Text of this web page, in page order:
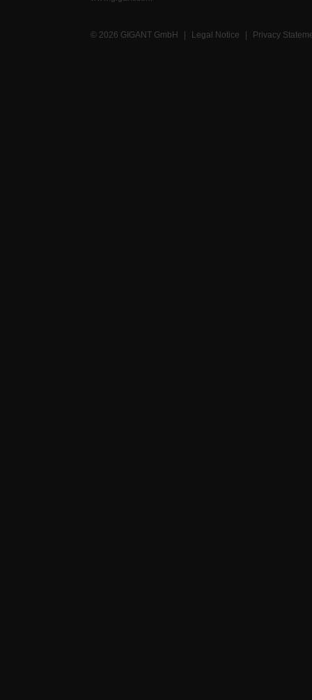
© 2026 GIGANT GmbH | Legal Notice | Privacy